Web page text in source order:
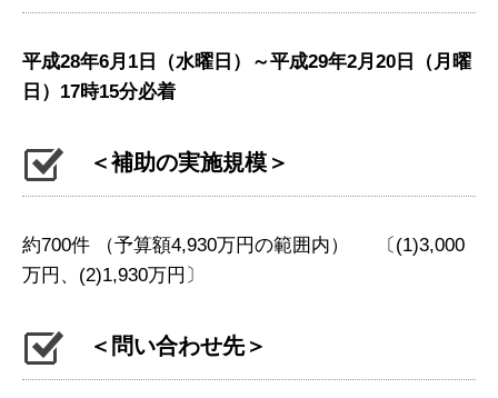
平成28年6月1日（水曜日）～平成29年2月20日（月曜
日）17時15分必着
＜補助の実施規模＞
約700件 （予算額4,930万円の範囲内） 〔(1)3,000
万円、(2)1,930万円〕
＜問い合わせ先＞